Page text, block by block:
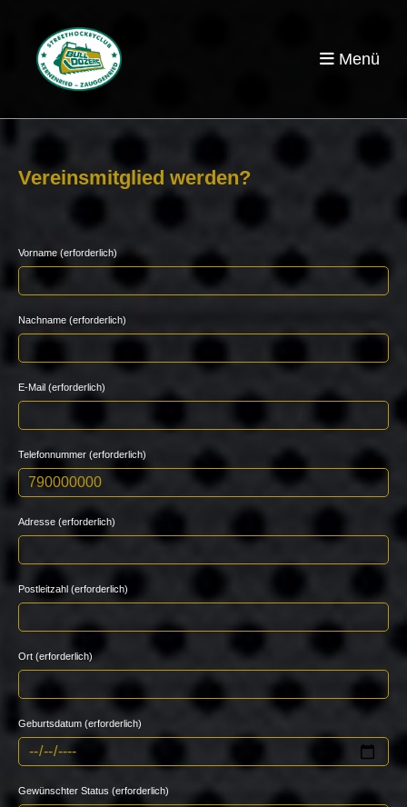
Menü
Vereinsmitglied werden?
Vorname (erforderlich)
Nachname (erforderlich)
E-Mail (erforderlich)
Telefonnummer (erforderlich)
Adresse (erforderlich)
Postleitzahl (erforderlich)
Ort (erforderlich)
Geburtsdatum (erforderlich)
Gewünschter Status (erforderlich)